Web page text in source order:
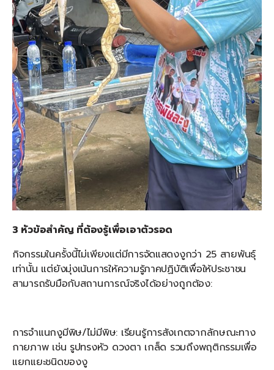
3 หัวข้อสำคัญ ที่ต้องรู้เพื่อเอาตัวรอด
กิจกรรมในครั้งนี้ไม่เพียงแต่มีการจัดแสดงงูกว่า 25 สายพันธุ์
เท่านั้น แต่ยังมุ่งเน้นการให้ความรู้ภาคปฏิบัติเพื่อให้ประชาชน
สามารถรับมือกับสถานการณ์จริงได้อย่างถูกต้อง:
การจำแนกงูมีพิษ/ไม่มีพิษ: เรียนรู้การสังเกตจากลักษณะทาง
กายภาพ เช่น รูปทรงหัว ดวงตา เกล็ด รวมถึงพฤติกรรมเพื่อ
แยกแยะชนิดของงู